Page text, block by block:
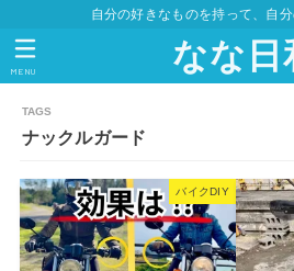
自分の好きなものを持って、自
なな日
MENU
ナックルガード
バイクDIY